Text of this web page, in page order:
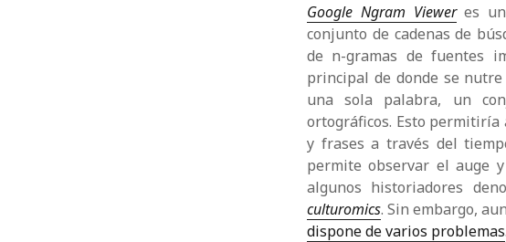
Google Ngram Vieweres un
conjunto de cadenas de
de n-gramas de fuentes
principal de donde se
una sola palabra, un
ortográficos. Esto
y frases a través del
permite observar el auge
algunos historiadores
culturomics. Sin embargo,
dispone de varios problemas.